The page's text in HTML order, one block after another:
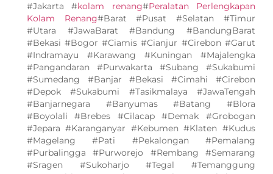
#Jakarta #kolam renang#Peralatan Perlengkapan
Kolam Renang#Barat #Pusat #Selatan #Timur
#Utara #JawaBarat #Bandung #BandungBarat
#Bekasi #Bogor #Ciamis #Cianjur #Cirebon #Garut
#Indramayu #Karawang #Kuningan #Majalengka
#Pangandaran #Purwakarta #Subang #Sukabumi
#Sumedang #Banjar #Bekasi #Cimahi #Cirebon
#Depok #Sukabumi #Tasikmalaya #JawaTengah
#Banjarnegara #Banyumas #Batang #Blora
#Boyolali #Brebes #Cilacap #Demak #Grobogan
#Jepara #Karanganyar #Kebumen #Klaten #Kudus
#Magelang #Pati #Pekalongan #Pemalang
#Purbalingga #Purworejo #Rembang #Semarang
#Sragen #Sukoharjo #Tegal #Temanggung